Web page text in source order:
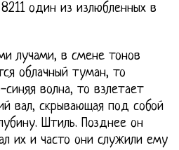
один из излюбленных в
лучами, в смене тонов
облачный туман, то
волна, то взлетает
вал, скрывающая под собой
Штиль. Позднее он
их и часто они служили ему